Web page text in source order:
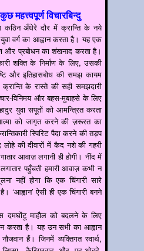
महत्त्वपूर्ण विचारबिन्दु
कठिन अँधेरे दौर में क्रान्ति के नये
वर्ग का आह्वान करता है। यह एक
और प्रबोधन का शंखनाद करता है।
शक्ति के निर्माण के लिए, उसकी
और इतिहासबोध की समझ कायम
के रास्ते की सही समझदारी
विनिमय और बहस-मुबाहसे के लिए
युवा सपूतों को आमन्त्रित करता
को जागृत करने की ज़रूरत का
स्पिरिट पैदा करने की तड़प
लोहे की दीवारों में कैद नशे की गहरी
आवाज़ लगानी ही होगी। नींद में
पहुँचती हमारी आवाज़ कभी न
नहीं होगा कि एक चिंगारी सारे
ऐसी ही एक चिंगारी बनने
दमघोंटू माहौल को बदलने के लिए
करता है। यह उन सभी का आह्वान
हैं। जिनमें व्यक्तिगत स्वार्थ,